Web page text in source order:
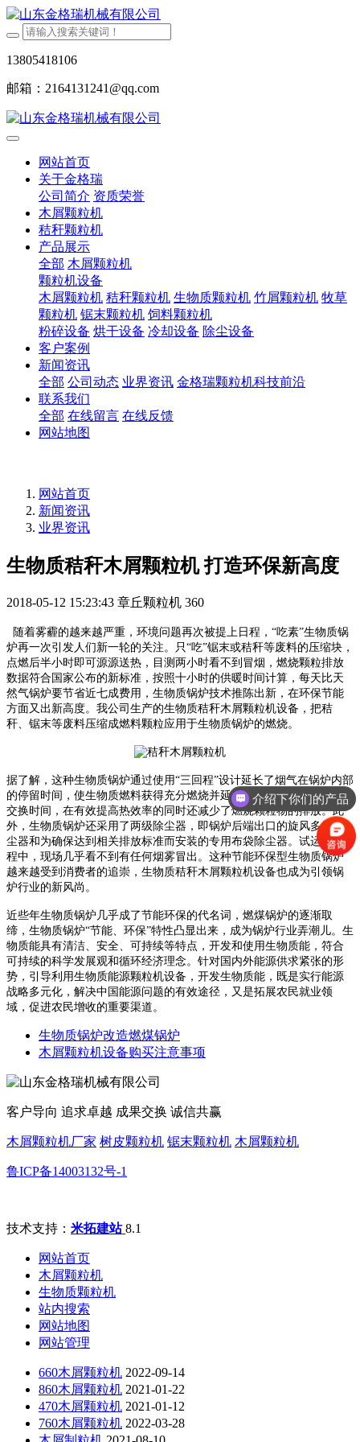
13805418106
邮箱：2164131241@qq.com
网站首页
关于金格瑞
公司简介 资质荣誉
木屑颗粒机
秸秆颗粒机
产品展示
全部 木屑颗粒机
颗粒机设备
木屑颗粒机 秸秆颗粒机 生物质颗粒机 竹屑颗粒机 牧草
颗粒机 锯末颗粒机 饲料颗粒机
粉碎设备 烘干设备 冷却设备 除尘设备
客户案例
新闻资讯
全部 公司动态 业界资讯 金格瑞颗粒机科技前沿
联系我们
全部 在线留言 在线反馈
网站地图
网站首页
新闻资讯
业界资讯
生物质秸秆木屑颗粒机 打造环保新高度
2018-05-12 15:23:43 章丘颗粒机 360
随着雾霾的越来越严重，环境问题再次被提上日程，“吃素”生物质锅
炉再一次引发人们新一轮的关注。只“吃”锯末或秸秆等废料的压缩块，
点燃后半小时即可源源送热，目测两小时看不到冒烟，燃烧颗粒排放
数据符合国家公布的新标准，按照十小时的供暖时间计算，每天比天
然气锅炉要节省近七成费用，生物质锅炉技术推陈出新，在环保节能
方面又出新高度。我公司生产的生物质秸秆木屑颗粒机设备，把秸
秆、锯末等废料压缩成燃料颗粒应用于生物质锅炉的燃烧。
据了解，这种生物质锅炉通过使用“三回程”设计延长了烟气在锅炉内部
的停留时间，使生物质燃料获得充分燃烧并延长了烟气与水体的循环
交换时间，在有效提高热效率的同时还减少了燃烧颗粒物的排放。此
外，生物质锅炉还采用了两级除尘器，即锅炉后端出口的旋风多管除
尘器和为确保达到相关排放标准而安装的专用布袋除尘器。试运行过
程中，现场几乎看不到有任何烟雾冒出。这种节能环保型生物质锅炉
越来越受到消费者的追崇，生物质秸秆木屑颗粒机设备也成为引领锅
炉行业的新风尚。
近些年生物质锅炉几乎成了节能环保的代名词，燃煤锅炉的逐渐取
缔，生物质锅炉“节能、环保”特性凸显出来，成为锅炉行业弄潮儿。生
物质能具有清洁、安全、可持续等特点，开发和使用生物质能，符合
可持续的科学发展观和循环经济理念。针对国内外能源供求紧张的形
势，引导利用生物质能源颗粒机设备，开发生物质能，既是实行能源
战略多元化，解决中国能源问题的有效途径，又是拓展农民就业领
域，促进农民增收的重要渠道。
生物质锅炉改造燃煤锅炉
木屑颗粒机设备购买注意事项
客户导向 追求卓越 成果交换 诚信共赢
木屑颗粒机厂家 树皮颗粒机 锯末颗粒机 木屑颗粒机
鲁ICP备14003132号-1
技术支持： 米拓建站8.1
网站首页
木屑颗粒机
生物质颗粒机
站内搜索
网站地图
网站管理
660木屑颗粒机 2022-09-14
860木屑颗粒机 2021-01-22
470木屑颗粒机 2021-01-12
760木屑颗粒机 2022-03-28
介绍下你们的产品